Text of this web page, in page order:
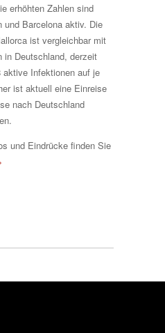
erhöhten Zahlen sind
und Barcelona aktiv. Die
ist vergleichbar mit
in Deutschland, derzeit
Infektionen auf je
ist aktuell eine Einreise
nach Deutschland
und Eindrücke finden Sie